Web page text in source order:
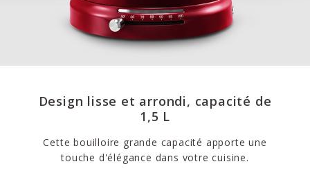
Design lisse et arrondi, capacité de
1,5 L
Cette bouilloire grande capacité apporte une
touche d'élégance dans votre cuisine.